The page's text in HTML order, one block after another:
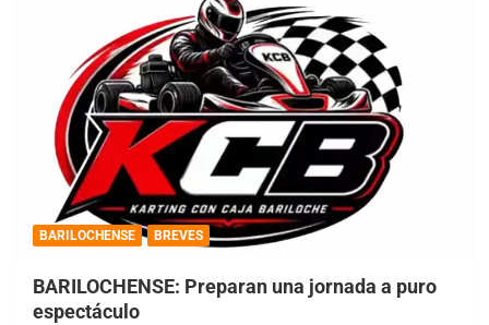
BARILOCHENSE BREVES
BARILOCHENSE: Preparan una jornada a puro
espectáculo